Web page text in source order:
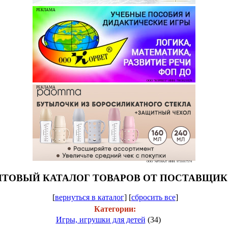
РЕКЛАМА
ООО "КОРВЕТ" ИНН: 7803021829
РЕКЛАМА
ООО "АРТИАЛ" ИНН: 9731017574
КАТАЛОГ ТОВАРОВ ОТ
[вернуться в каталог] [сбросить все]
Категории:
Игры, игрушки для детей (34)